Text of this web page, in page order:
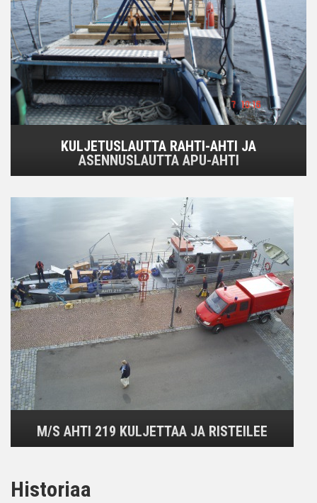
KULJETUSLAUTTA RAHTI-AHTI JA
ASENNUSLAUTTA APU-AHTI
M/S AHTI 219 KULJETTAA JA RISTEILEE
Historiaa